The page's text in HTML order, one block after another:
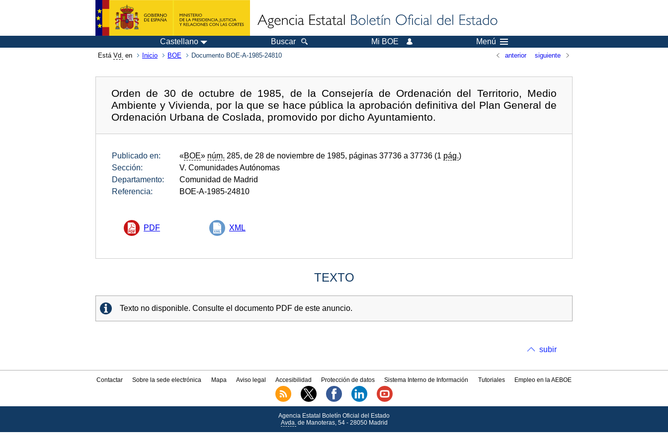
Castellano Buscar Mi BOE Menú
Está Vd. en Inicio BOE Documento BOE-A-1985-24810 anterior siguiente
Orden de 30 de octubre de 1985, de la Consejería de Ordenación del Territorio, Medio
Ambiente y Vivienda, por la que se hace pública la aprobación definitiva del Plan General de
Ordenación Urbana de Coslada, promovido por dicho Ayuntamiento.
Publicado en: «BOE» núm. 285, de 28 de noviembre de 1985, páginas 37736 a 37736 (1 pág.)
Sección:
V. Comunidades Autónomas
Departamento:
Comunidad de Madrid
Referencia:
BOE-A-1985-24810
PDF XML
TEXTO
Texto no disponible. Consulte el documento PDF de este anuncio.
subir
Contactar Sobre la sede electrónica Mapa Aviso legal Accesibilidad Protección de datos Sistema Interno de Información Tutoriales Empleo en la AEBOE
Agencia Estatal Boletín Oficial del Estado
Avda.de Manoteras, 54 - 28050 Madrid